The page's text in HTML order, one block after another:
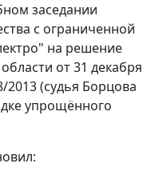
заседании
с ограниченной
на решение
от 31 декабря
2013 (судья Борцова
упрощённого